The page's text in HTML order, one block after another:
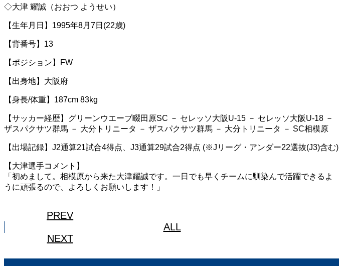
◇大津 耀誠（おおつ ようせい）
【生年月日】1995年8月7日(22歳)
【背番号】13
【ポジション】FW
【出身地】大阪府
【身長/体重】187cm 83kg
【サッカー経歴】グリーンウエーブ畷田原SC － セレッソ大阪U-15 － セレッソ大阪U-18 －
ザスパクサツ群馬 － 大分トリニータ － ザスパクサツ群馬 － 大分トリニータ － SC相模原
【出場記録】J2通算21試合4得点、J3通算29試合2得点 (※Jリーグ・アンダー22選抜(J3)含む)
【大津選手コメント】
「初めまして。相模原から来た大津耀誠です。一日でも早くチームに馴染んで活躍できるよ
うに頑張るので、よろしくお願いします！」
PREV
ALL
NEXT